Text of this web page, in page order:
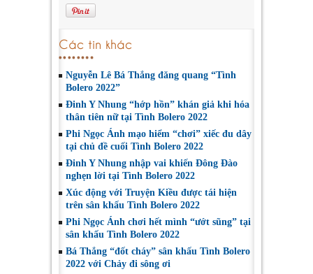
Các tin khác
Nguyễn Lê Bá Thắng đăng quang “Tình
Bolero 2022”
Đinh Y Nhung “hớp hồn” khán giả khi hóa
thân tiên nữ tại Tình Bolero 2022
Phi Ngọc Ánh mạo hiểm “chơi” xiếc đu dây
tại chủ đề cuối Tình Bolero 2022
Đinh Y Nhung nhập vai khiến Đông Đào
nghẹn lời tại Tình Bolero 2022
Xúc động với Truyện Kiều được tái hiện
trên sân khấu Tình Bolero 2022
Phi Ngọc Ánh chơi hết mình “ướt sũng” tại
sân khấu Tình Bolero 2022
Bá Thắng “đốt cháy” sân khấu Tình Bolero
2022 với Chảy đi sông ơi